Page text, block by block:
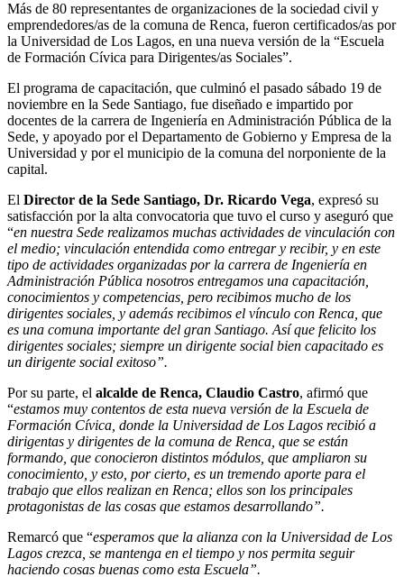
Más de 80 representantes de organizaciones de la sociedad civil y
emprendedores/as de la comuna de Renca, fueron certificados/as por
la Universidad de Los Lagos, en una nueva versión de la “Escuela
de Formación Cívica para Dirigentes/as Sociales”.
El programa de capacitación, que culminó el pasado sábado 19 de
noviembre en la Sede Santiago, fue diseñado e impartido por
docentes de la carrera de Ingeniería en Administración Pública de la
Sede, y apoyado por el Departamento de Gobierno y Empresa de la
Universidad y por el municipio de la comuna del norponiente de la
capital.
El Director de la Sede Santiago, Dr. Ricardo Vega, expresó su
satisfacción por la alta convocatoria que tuvo el curso y aseguró que
“en nuestra Sede realizamos muchas actividades de vinculación con
el medio; vinculación entendida como entregar y recibir, y en este
tipo de actividades organizadas por la carrera de Ingeniería en
Administración Pública nosotros entregamos una capacitación,
conocimientos y competencias, pero recibimos mucho de los
dirigentes sociales, y además recibimos el vínculo con Renca, que
es una comuna importante del gran Santiago. Así que felicito los
dirigentes sociales; siempre un dirigente social bien capacitado es
un dirigente social exitoso”.
Por su parte, el alcalde de Renca, Claudio Castro, afirmó que
“estamos muy contentos de esta nueva versión de la Escuela de
Formación Cívica, donde la Universidad de Los Lagos recibió a
dirigentas y dirigentes de la comuna de Renca, que se están
formando, que conocieron distintos módulos, que ampliaron su
conocimiento, y esto, por cierto, es un tremendo aporte para el
trabajo que ellos realizan en Renca; ellos son los principales
protagonistas de las cosas que estamos desarrollando”.
Remarcó que “esperamos que la alianza con la Universidad de Los
Lagos crezca, se mantenga en el tiempo y nos permita seguir
haciendo cosas buenas como esta Escuela”.